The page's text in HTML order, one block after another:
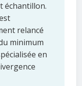
échantillon.
relancé
minimum
en